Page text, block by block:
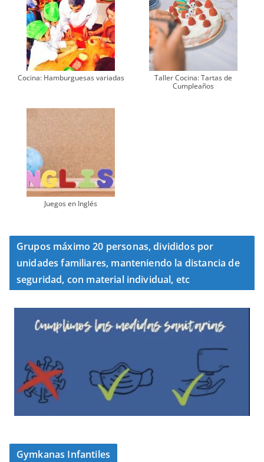
Cocina: Hamburguesas variadas
Taller Cocina: Tartas de
Cumpleaños
Juegos en Inglés
Grupos máximo 20 personas, divididos por
unidades familiares, manteniendo la distancia de
seguridad, con material individual, etc
Gymkanas Infantiles